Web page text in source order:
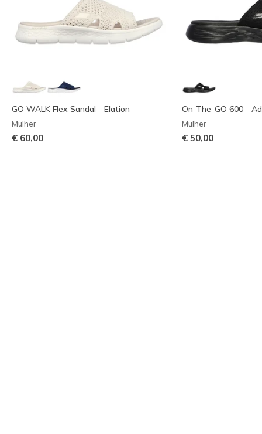
GO WALK Flex Sandal - Elation
Mulher
€ 60,00
On-The-GO 600 -
Mulher
€ 50,00